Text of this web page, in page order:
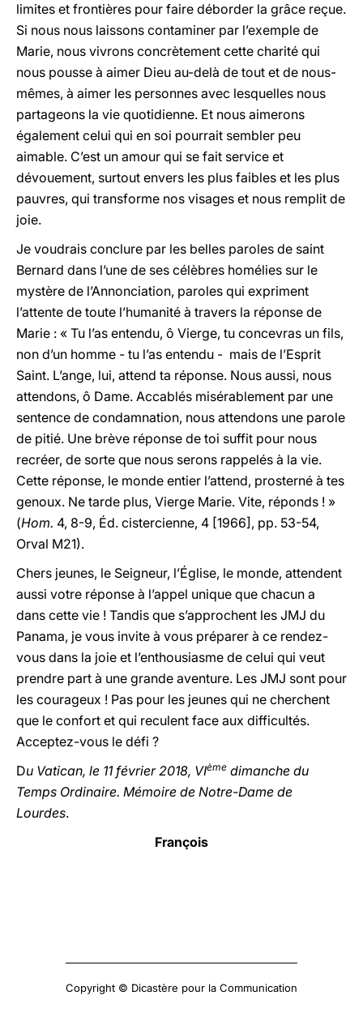
limites et frontières pour faire déborder la grâce reçue.
Si nous nous laissons contaminer par l’exemple de
Marie, nous vivrons concrètement cette charité qui
nous pousse à aimer Dieu au-delà de tout et de nous-
mêmes, à aimer les personnes avec lesquelles nous
partageons la vie quotidienne. Et nous aimerons
également celui qui en soi pourrait sembler peu
aimable. C’est un amour qui se fait service et
dévouement, surtout envers les plus faibles et les plus
pauvres, qui transforme nos visages et nous remplit de
joie.
Je voudrais conclure par les belles paroles de saint
Bernard dans l’une de ses célèbres homélies sur le
mystère de l’Annonciation, paroles qui expriment
l’attente de toute l’humanité à travers la réponse de
Marie : « Tu l’as entendu, ô Vierge, tu concevras un fils,
non d’un homme - tu l’as entendu - mais de l’Esprit
Saint. L’ange, lui, attend ta réponse. Nous aussi, nous
attendons, ô Dame. Accablés misérablement par une
sentence de condamnation, nous attendons une parole
de pitié. Une brève réponse de toi suffit pour nous
recréer, de sorte que nous serons rappelés à la vie.
Cette réponse, le monde entier l’attend, prosterné à tes
genoux. Ne tarde plus, Vierge Marie. Vite, réponds ! »
(Hom. 4, 8-9, Éd. cistercienne, 4 [1966], pp. 53-54,
Orval M21).
Chers jeunes, le Seigneur, l’Église, le monde, attendent
aussi votre réponse à l’appel unique que chacun a
dans cette vie ! Tandis que s’approchent les JMJ du
Panama, je vous invite à vous préparer à ce rendez-
vous dans la joie et l’enthousiasme de celui qui veut
prendre part à une grande aventure. Les JMJ sont pour
les courageux ! Pas pour les jeunes qui ne cherchent
que le confort et qui reculent face aux difficultés.
Acceptez-vous le défi ?
Du Vatican, le 11 février 2018, VIème dimanche du
Temps Ordinaire. Mémoire de Notre-Dame de
Lourdes.
François
Copyright © Dicastère pour la Communication